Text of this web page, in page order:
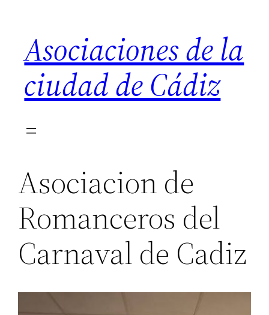
contenido
Asociaciones de la
ciudad de Cádiz
Asociacion de
Romanceros del
Carnaval de Cadiz